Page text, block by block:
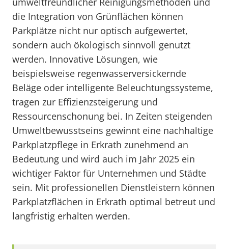
die Integration von Grünflächen können
Parkplätze nicht nur optisch aufgewertet,
sondern auch ökologisch sinnvoll genutzt
werden. Innovative Lösungen, wie
beispielsweise regenwasserversickernde
Beläge oder intelligente Beleuchtungssysteme,
tragen zur Effizienzsteigerung und
Ressourcenschonung bei. In Zeiten steigenden
Umweltbewusstseins gewinnt eine nachhaltige
Parkplatzpflege in Erkrath zunehmend an
Bedeutung und wird auch im Jahr 2025 ein
wichtiger Faktor für Unternehmen und Städte
sein. Mit professionellen Dienstleistern können
Parkplatzflächen in Erkrath optimal betreut und
langfristig erhalten werden.